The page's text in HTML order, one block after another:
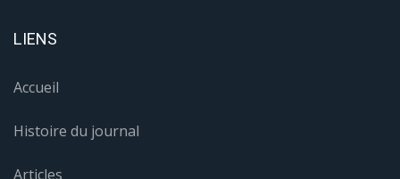
LIENS
Accueil
Histoire du journal
Articles